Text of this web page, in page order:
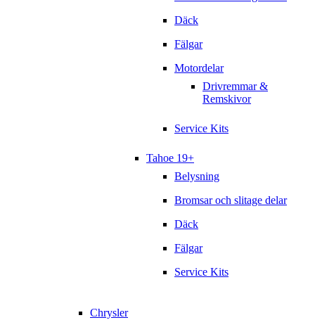
Däck
Fälgar
Motordelar
Drivremmar &
Remskivor
Service Kits
Tahoe 19+
Belysning
Bromsar och slitage delar
Däck
Fälgar
Service Kits
Chrysler